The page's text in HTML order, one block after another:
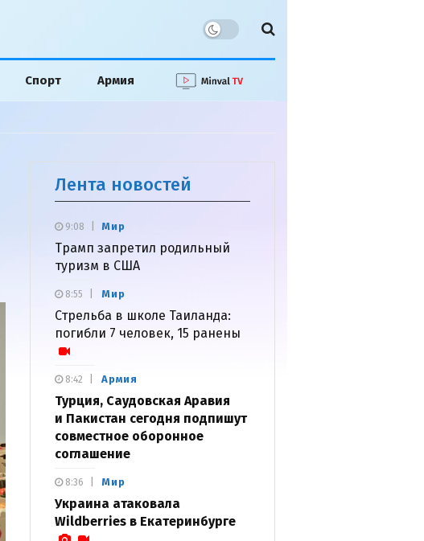
Спорт Армия
Лента новостей
Мир
Трамп запретил родильный
туризм в США
9:08
Мир
Стрельба в школе Таиланда:
погибли 7 человек, 15 ранены
8:55
Армия
Турция, Саудовская Аравия
и Пакистан сегодня подпишут
совместное оборонное
соглашение
8:42
Мир
Украина атаковала
Wildberries в Екатеринбурге
8:36